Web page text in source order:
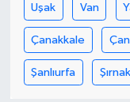
Uşak Van
Çanakkale
Şanlıurfa Şırnak